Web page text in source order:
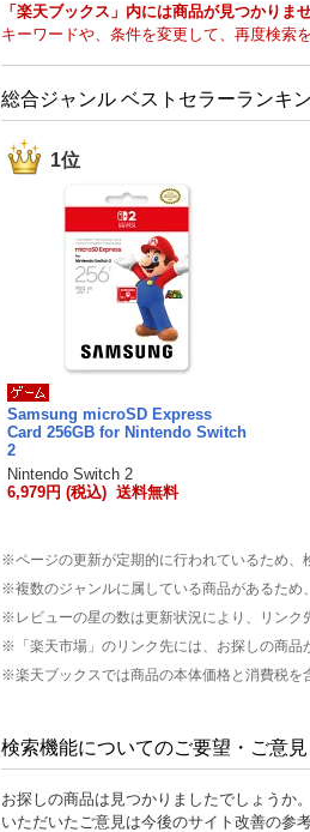
「楽天ブックス」内には商品が見つかりま
キーワードや、条件を変更して、再度検索
総合ジャンル ベストセラーランキ
1位
Samsung microSD Express
Card 256GB for Nintendo Switch
2
Nintendo Switch 2
6,979円 (税込) 送料無料
※ページの更新が定期的に行われているため、
※複数のジャンルに属している商品があるため
※レビューの星の数は更新状況により、リンク
※「楽天市場」のリンク先には、お探しの商品
※楽天ブックスでは商品の本体価格と消費税を
検索機能についてのご要望・ご意見
お探しの商品は見つかりましたでしょうか
いただいたご意見は今後のサイト改善の参